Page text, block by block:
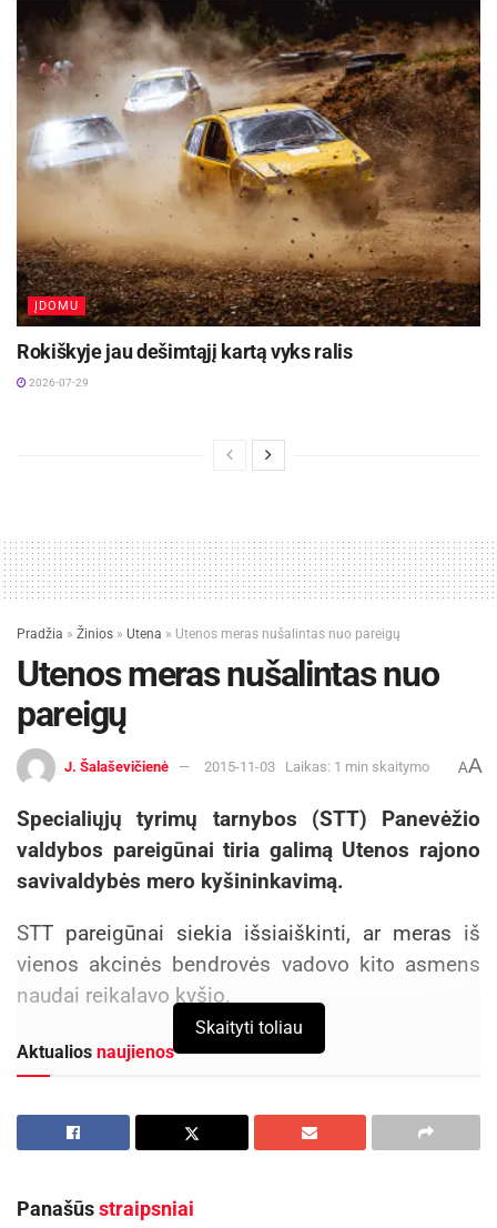
ĮDOMU
Rokiškyje jau dešimtąjį kartą vyks ralis
2026-07-29
Pradžia » Žinios » Utena » Utenos meras nušalintas nuo pareigų
Utenos meras nušalintas nuo
pareigų
J. Šalaševičienė 2015-11-03 Laikas: 1 min skaitymo AA
Specialiųjų tyrimų tarnybos (STT) Panevėžio
valdybos pareigūnai tiria galimą Utenos rajono
savivaldybės mero kyšininkavimą.
STT pareigūnai siekia išsiaiškinti, ar meras iš
vienos akcinės bendrovės vadovo kito asmens
naudai reikalavo kyšio.
Aktualios naujienos
„Maisto banko“ civilinės saugos pratybos
DHL perka „Venipak“ grupę: stiprins pozicijas
Baltijos šalyse
Skaityti toliau
Panašūsstraipsniai